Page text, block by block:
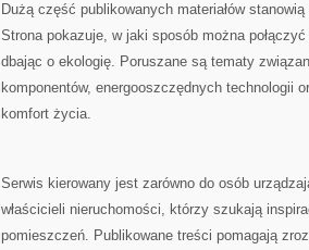
Dużą część publikowanych materiałów
Strona pokazuje, w jaki sposób można
dbając o ekologię. Poruszane są tematy
komponentów, energooszczędnych technologii
komfort życia.
Serwis kierowany jest zarówno do osób
właścicieli nieruchomości, którzy szukają
pomieszczeń. Publikowane treści pomagają